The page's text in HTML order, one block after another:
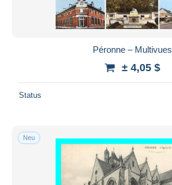
Péronne – Multivues
± 4,05 $
Status
Neu